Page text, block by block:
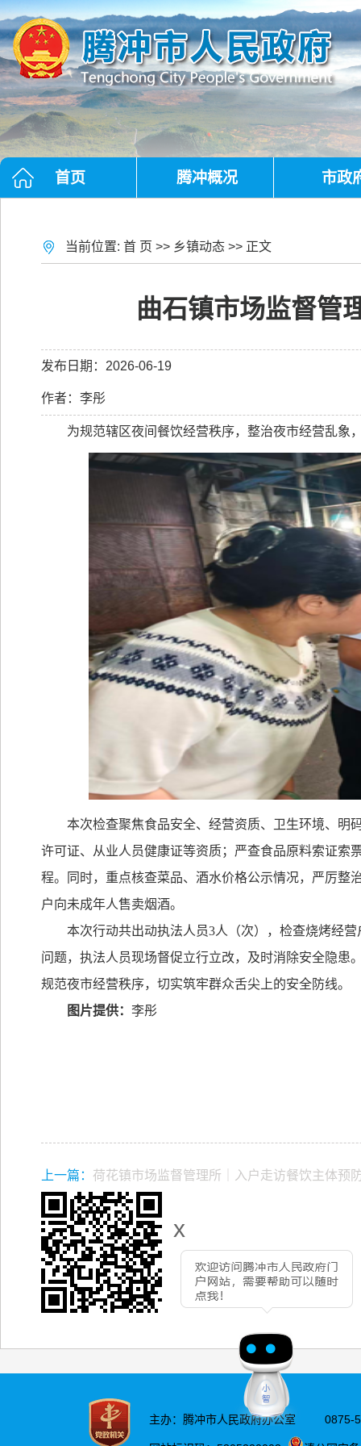
x
首页 腾冲概况 市政
当前位置: 首 页 >> 乡镇动态 >> 正文
曲石镇市场监督管
发布日期：2026-06-19
作者：李彤
为规范辖区夜间餐饮经营秩序，整治夜市经营乱象
本次检查聚焦食品安全、经营资质、卫生环境、明
许可证、从业人员健康证等资质；严查食品原料索证索
程。同时，重点核查菜品、酒水价格公示情况，严厉整
户向未成年人售卖烟酒。
本次行动共出动执法人员3人（次），检查烧烤经营
问题，执法人员现场督促立行立改，及时消除安全隐患
规范夜市经营秩序，切实筑牢群众舌尖上的安全防线。
图片提供： 李彤
上一篇： 荷花镇市场监督管理所｜入户走访餐饮主体预